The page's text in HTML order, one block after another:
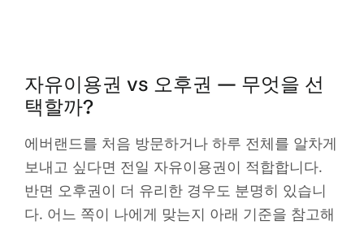
자유이용권 vs 오후권 — 무엇을 선
택할까?
에버랜드를 처음 방문하거나 하루 전체를 알차게
보내고 싶다면 전일 자유이용권이 적합합니다.
반면 오후권이 더 유리한 경우도 분명히 있습니
다. 어느 쪽이 나에게 맞는지 아래 기준을 참고해